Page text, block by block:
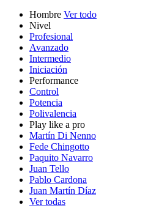
Hombre Ver todo
Nivel
Profesional
Avanzado
Intermedio
Iniciación
Performance
Control
Potencia
Polivalencia
Play like a pro
Martín Di Nenno
Fede Chingotto
Paquito Navarro
Juan Tello
Pablo Cardona
Juan Martín Díaz
Ver todas